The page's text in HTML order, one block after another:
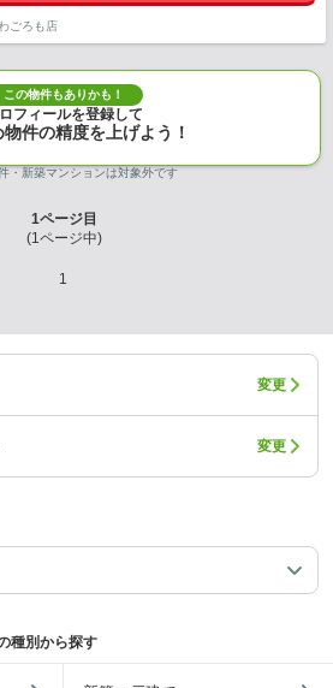
ごろも店
この物件もありかも！
フィールを登録して
件の精度を上げよう！
・新築マンションは対象外です
1ページ目
(1ページ中)
1
変更
変更
種別から探す